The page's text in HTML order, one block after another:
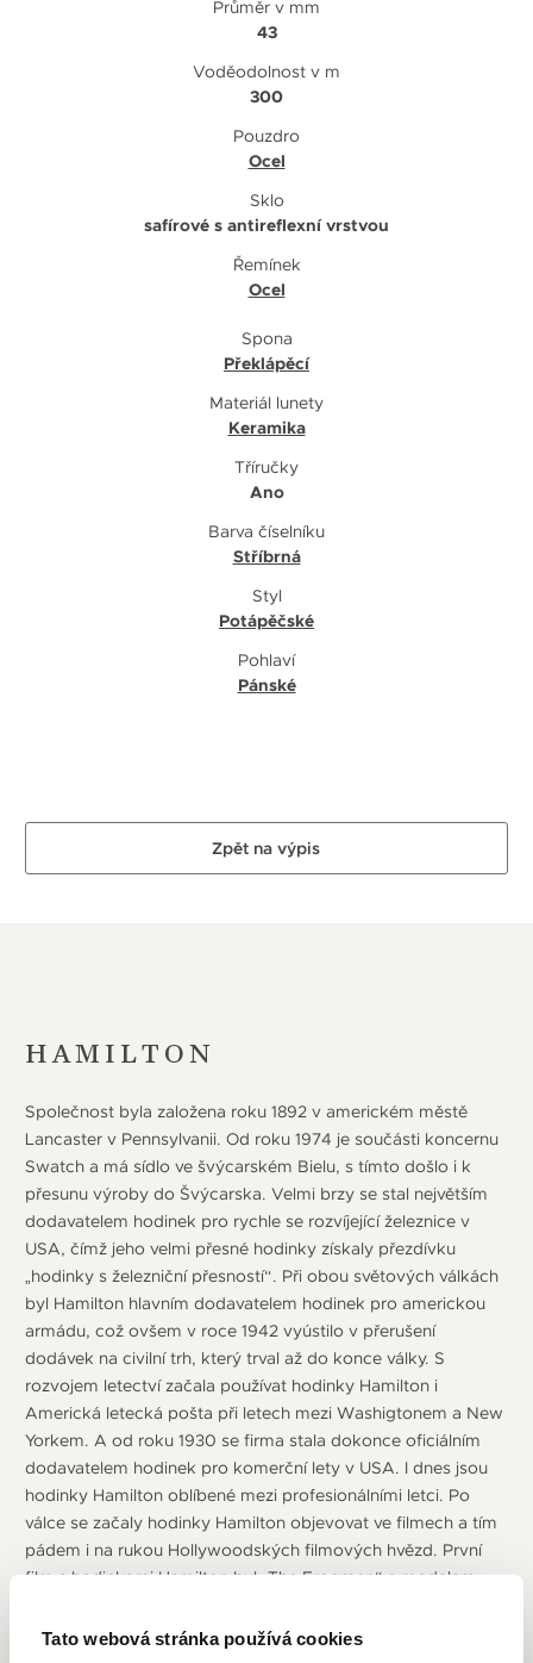
Tato webová stránka používá cookies
Průměr v mm
43
Voděodolnost v m
300
Pouzdro
Ocel
Sklo
safírové s antireflexní vrstvou
Řemínek
Ocel
Spona
Překlápěcí
Materiál lunety
Keramika
Tříručky
Ano
Barva číselníku
Stříbrná
Styl
Potápěčské
Pohlaví
Pánské
Zpět na výpis
HAMILTON
Společnost byla založena roku 1892 v americkém městě
Lancaster v Pennsylvanii. Od roku 1974 je součásti koncernu
Swatch a má sídlo ve švýcarském Bielu, s tímto došlo i k
přesunu výroby do Švýcarska. Velmi brzy se stal největším
dodavatelem hodinek pro rychle se rozvíjející železnice v
USA, čímž jeho velmi přesné hodinky získaly přezdívku
„hodinky s železniční přesností“. Při obou světových válkách
byl Hamilton hlavním dodavatelem hodinek pro americkou
armádu, což ovšem v roce 1942 vyústilo v přerušení
dodávek na civilní trh, který trval až do konce války. S
rozvojem letectví začala používat hodinky Hamilton i
Americká letecká pošta při letech mezi Washigtonem a New
Yorkem. A od roku 1930 se firma stala dokonce oficiálním
dodavatelem hodinek pro komerční lety v USA. I dnes jsou
hodinky Hamilton oblíbené mezi profesionálními letci. Po
válce se začaly hodinky Hamilton objevovat ve filmech a tím
pádem i na rukou Hollywoodských filmových hvězd. První
film s hodinkami Hamilton byl „The Frogmen“ s modelem
se objevil model Ventura na ruce Elvise Presleyho a dalším